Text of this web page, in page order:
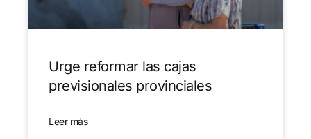
Urge reformar las cajas
previsionales provinciales
Leer más